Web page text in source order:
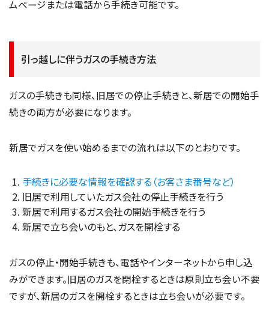
ムページまたは電話から手続き可能です。
引っ越しに伴うガスの手続き方法
ガスの手続きも同様、旧居での停止手続きと、新居での開始手
続きの両方が必要になります。
新居でガスを使い始めるまでの流れは以下のとおりです。
手続きに必要な情報を確認する（お客さま番号など）
旧居で利用していたガス会社の停止手続きを行う
新居で利用するガス会社の開始手続きを行う
新居で立ち会いのもと、ガスを開栓する
ガスの停止・開始手続きも、電話やインターネットから申し込
みができます。旧居のガスを閉栓するときは原則立ち会い不要
ですが、新居のガスを開栓するときは立ち会いが必要です。